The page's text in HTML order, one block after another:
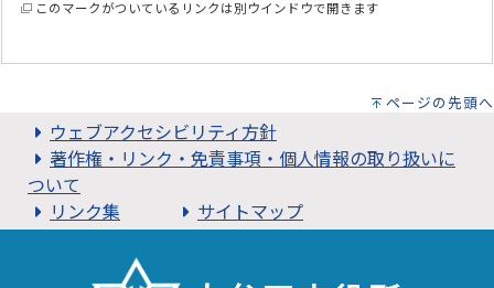
このマークがついているリンクは別ウインドウで開きます
ページの先頭へ
ウェブアクセシビリティ方針
著作権・リンク・免責事項・個人情報の取り扱いに
ついて
リンク集
サイトマップ